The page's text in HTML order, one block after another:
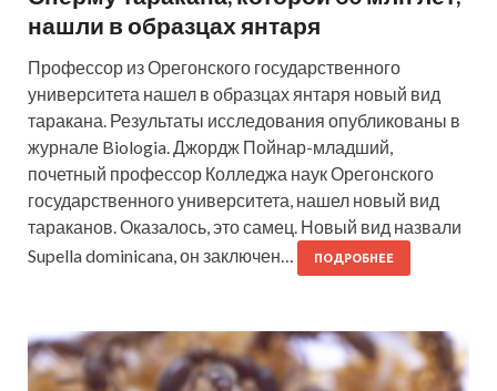
нашли в образцах янтаря
Профессор из Орегонского государственного
университета нашел в образцах янтаря новый вид
таракана. Результаты исследования опубликованы в
журнале Biologia. Джордж Пойнар-младший,
почетный профессор Колледжа наук Орегонского
государственного университета, нашел новый вид
тараканов. Оказалось, это самец. Новый вид назвали
Supella dominicana, он заключен…
ПОДРОБНЕЕ